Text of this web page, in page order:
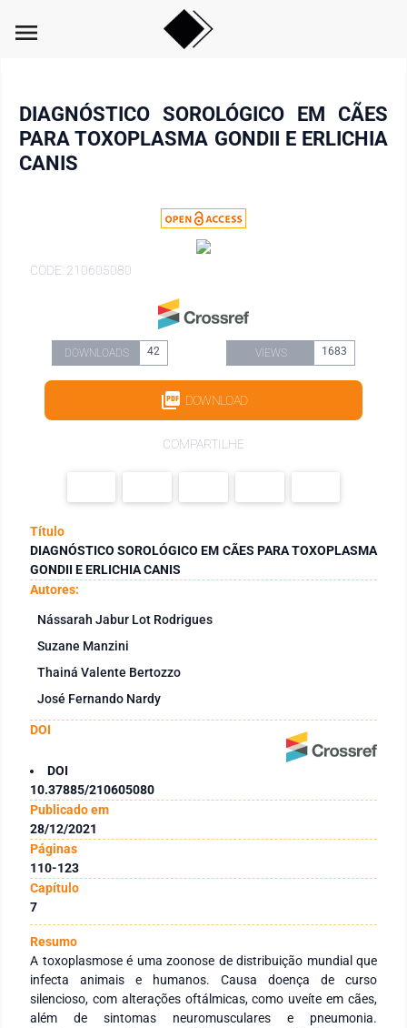
menu
DIAGNÓSTICO SOROLÓGICO EM CÃES
PARA TOXOPLASMA GONDII E ERLICHIA
CANIS
CODE: 210605080
DOWNLOADS 42 VIEWS 1683
DOWNLOAD
COMPARTILHE
Título
DIAGNÓSTICO SOROLÓGICO EM CÃES PARA TOXOPLASMA
GONDII E ERLICHIA CANIS
Autores:
Nássarah Jabur Lot Rodrigues
Suzane Manzini
Thainá Valente Bertozzo
José Fernando Nardy
DOI
DOI
10.37885/210605080
Publicado em
28/12/2021
Páginas
110-123
Capítulo
7
Resumo
A toxoplasmose é uma zoonose de distribuição mundial que
infecta animais e humanos. Causa doença de curso
silencioso, com alterações oftálmicas, como uveíte em cães,
além de sintomas neuromusculares e pneumonia.